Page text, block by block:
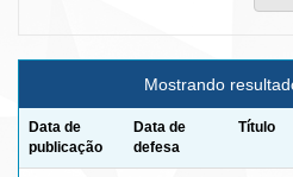
Mostrando
Data de
publicação
Data de
defesa
Título